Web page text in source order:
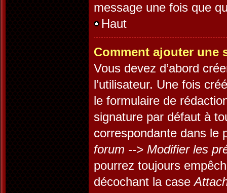
message une fois que
Haut
Comment ajouter une
Vous devez d’abord
l’utilisateur. Une fois
le formulaire de
signature par défaut à
correspondante dans le
forum --> Modifier les
pourrez toujours
décochant la case